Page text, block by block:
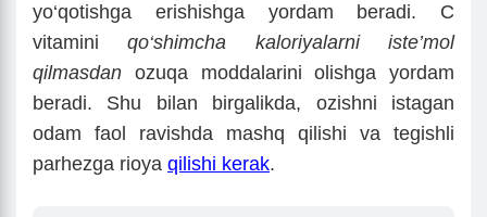
yo‘qotishga erishishga yordam beradi. C
vitaminiqo‘shimcha kaloriyalarni iste’mol
qilmasdan ozuqa moddalarini olishga yordam
beradi. Shu bilan birgalikda, ozishni istagan
odam faol ravishda mashq qilishi va tegishli
parhezga rioya qilishi kerak.